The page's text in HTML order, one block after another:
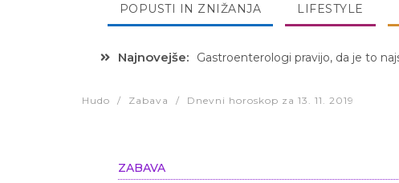
POPUSTI IN ZNIŽANJA LIFESTYLE
Najnovejše: Hibernacijska dieta: Zakaj je pred
Hudo / Zabava / Dnevni horoskop za 13. 11. 2019
ZABAVA